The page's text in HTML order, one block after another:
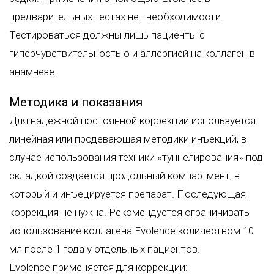
предварительных тестах нет необходимости.
Тестироваться должны лишь пациенты с
гиперчувствительностью и аллергией на коллаген в
анамнезе.
Методика и показания
Для надежной постоянной коррекции используется
линейная или продевающая методики инъекций, в
случае использования техники «туннелирования» под
складкой создается продольный компартмент, в
который и инъецируется препарат. Последующая
коррекция не нужна. Рекомендуется ограничивать
использование коллагена Evolence количеством 10
мл после 1 года у отдельных пациентов.
Evolence применяется для коррекции: